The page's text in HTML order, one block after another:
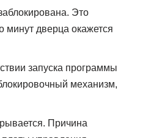
Это
минут дверца окажется
запуска программы
механизм,
Причина